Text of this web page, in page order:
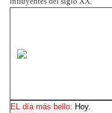
EL día más bello: Hoy.